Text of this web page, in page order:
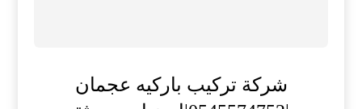
شركة تركيب باركيه عجمان